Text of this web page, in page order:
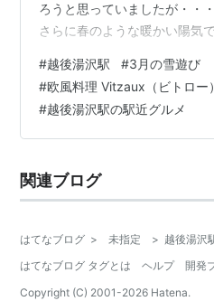
ろうと思っていましたが・・
さらに春のような暖かい陽気
（汗） そんな天気だったので
トテックが暖かすぎて汗だく
沢に到着した瞬間早々に脱ぎ
湯沢に到着して、さっそくぽ
しているので、駅中で食べち
#越後湯沢駅 #3月の雪遊び
#欧風料理 Vitzaux（ビトロー）
#越後湯沢駅の駅近グルメ
関連ブログ
はてなブログ > 未指定 > 越後湯沢
はてなブログ タグとは
ヘルプ 開発
Copyright (C) 2001-2026 Hatena.